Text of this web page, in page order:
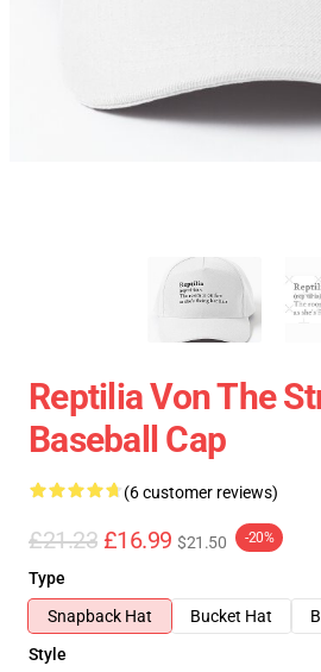
Reptilia Von The
Baseball Cap
(6 customer reviews)
£21.23 £16.99 $21.50 -20%
Type
Snapback Hat
Bucket Hat
Style